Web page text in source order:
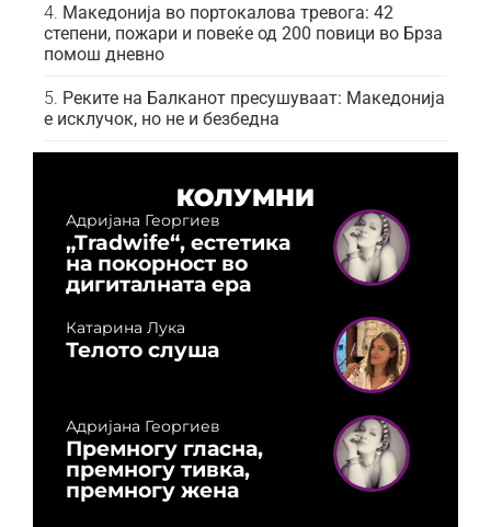
Македонија во портокалова тревога: 42
степени, пожари и повеќе од 200 повици во Брза
помош дневно
Реките на Балканот пресушуваат: Македонија
е исклучок, но не и безбедна
КОЛУМНИ
Адријана Георгиев
„Tradwife“, естетика
на покорност во
дигиталната ера
Катарина Лука
Телото слуша
Адријана Георгиев
Премногу гласна,
премногу тивка,
премногу жена